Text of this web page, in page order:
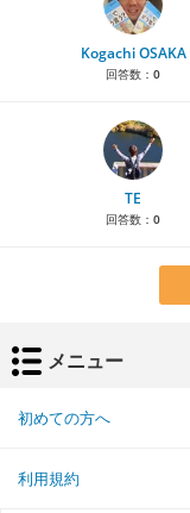
Kogachi OSAKA
回答数： 0
TE
回答数： 0
メニュー
初めての方へ
利用規約